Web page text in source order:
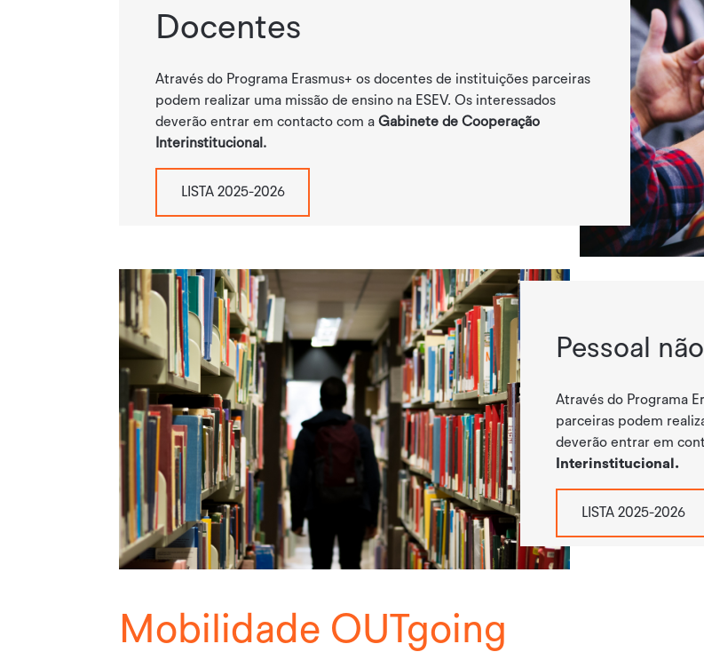
Docentes
Através do Programa Erasmus+ os docentes de instituições parceiras
podem realizar uma missão de ensino na ESEV. Os interessados
deverão entrar em contacto com a Gabinete de Cooperação
Interinstitucional.
LISTA 2025-2026
Pessoal
Através do Programa
parceiras podem
deverão entrar em
Interinstitucional.
LISTA 2025-2026
Mobilidade OUTgoing